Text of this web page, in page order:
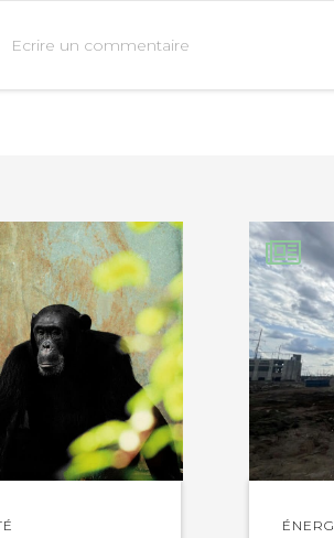
Ecrire un commentaire
Lire